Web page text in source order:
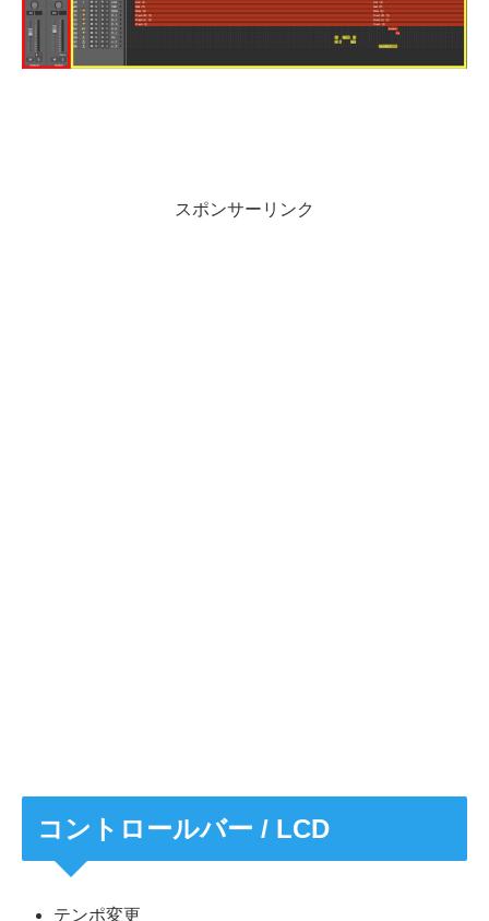
スポンサーリンク
コントロールバー / LCD
テンポ変更